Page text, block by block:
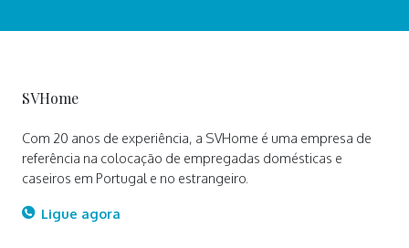
SVHome
Com 20 anos de experiência, a SVHome é uma empresa de
referência na colocação de empregadas domésticas e
caseiros em Portugal e no estrangeiro.
Ligue agora